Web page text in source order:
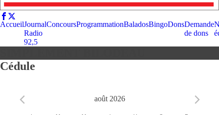
AccueilJournal
Radio
92,5
ConcoursProgrammationBaladosBingoDonsDemande
de dons
Cédule
août 2026